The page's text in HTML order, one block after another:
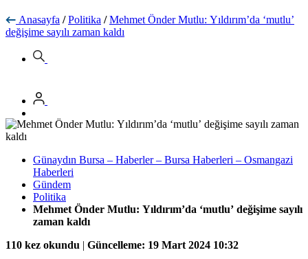
Anasayfa / Politika / Mehmet Önder Mutlu: Yıldırım’da ‘mutlu’
değişime sayılı zaman kaldı
Günaydın Bursa – Haberler – Bursa Haberleri – Osmangazi
Haberleri
Gündem
Politika
Mehmet Önder Mutlu: Yıldırım’da ‘mutlu’ değişime sayılı
zaman kaldı
110 kez okundu | Güncelleme: 19 Mart 2024 10:32